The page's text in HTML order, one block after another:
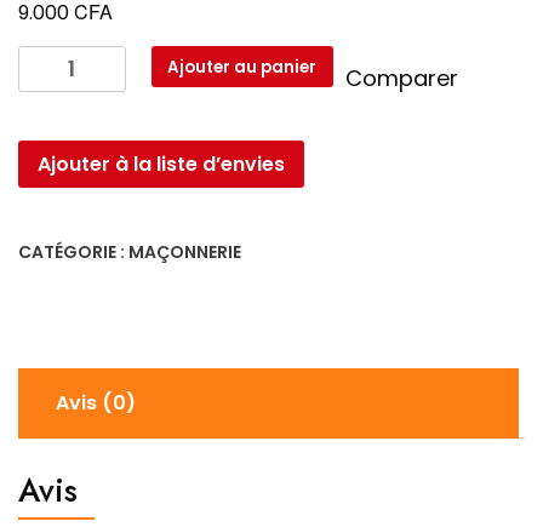
9.000CFA
quantité
de
800MM
580538
Ajouter au panier Comparer
Ajouter à la liste d’envies
CATÉGORIE : MAÇONNERIE
Avis (0)
Avis